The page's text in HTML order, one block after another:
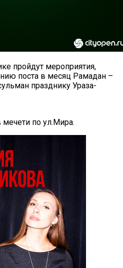
пройдут мероприятия,
поста в месяц Рамадан –
празднику Ураза-
мечети по ул.Мира.